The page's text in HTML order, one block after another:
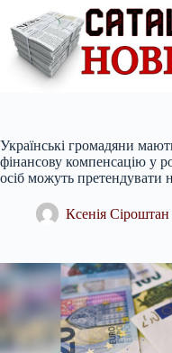
вмісту
Українські громадяни
фінансову компенсацію у
осіб можуть претендувати
Ксенія Сіроштан